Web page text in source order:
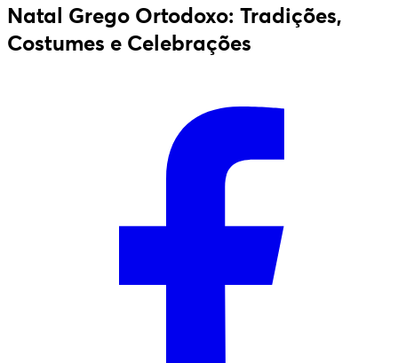
Natal Grego Ortodoxo: Tradições,
Costumes e Celebrações